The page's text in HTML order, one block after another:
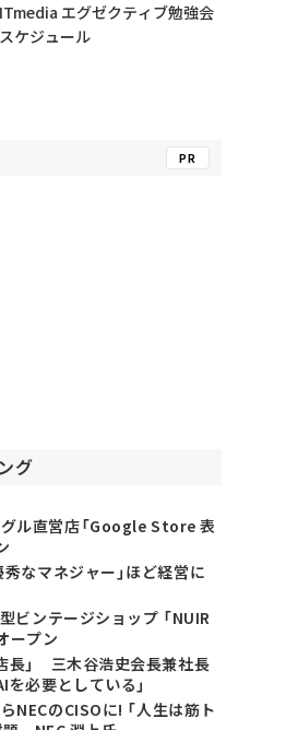
ITmedia エグゼクティブ勉強会
スケジュール
PR
グ
ル直営店「Google Store 表
秀なマネジャー」ほど経営に
ビンテージショップ 「NUIR
ープン
長」 三木谷浩史会長兼社長
を必要としている」
NECのCISOに! 「人生は筋ト